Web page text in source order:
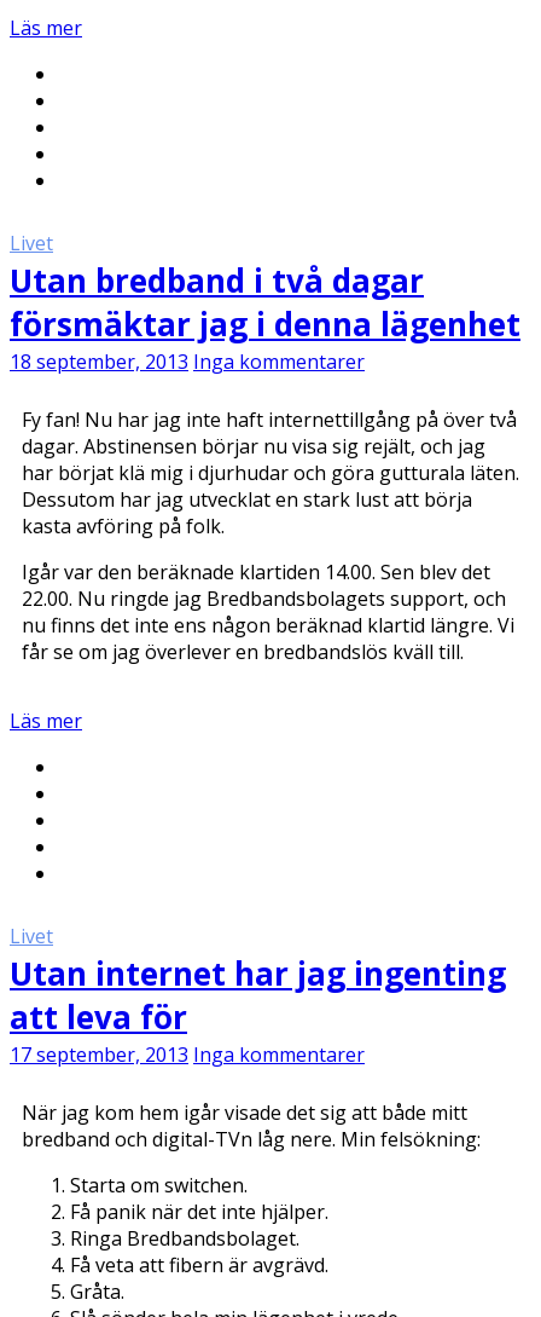
Läs mer
Livet
Utan bredband i två dagar
försmäktar jag i denna lägenhet
18 september, 2013 Inga kommentarer
Fy fan! Nu har jag inte haft internettillgång på över två
dagar. Abstinensen börjar nu visa sig rejält, och jag
har börjat klä mig i djurhudar och göra gutturala läten.
Dessutom har jag utvecklat en stark lust att börja
kasta avföring på folk.
Igår var den beräknade klartiden 14.00. Sen blev det
22.00. Nu ringde jag Bredbandsbolagets support, och
nu finns det inte ens någon beräknad klartid längre. Vi
får se om jag överlever en bredbandslös kväll till.
Läs mer
Livet
Utan internet har jag ingenting
att leva för
17 september, 2013 Inga kommentarer
När jag kom hem igår visade det sig att både mitt
bredband och digital-TVn låg nere. Min felsökning:
Starta om switchen.
Få panik när det inte hjälper.
Ringa Bredbandsbolaget.
Få veta att fibern är avgrävd.
Gråta.